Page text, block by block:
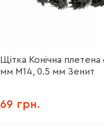
Щітка Конічна плетена
мм М14, 0.5 мм Зенит
69 грн.